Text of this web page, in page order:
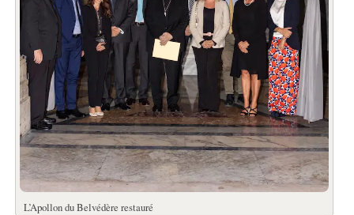
L’Apollon du Belvédère restauré